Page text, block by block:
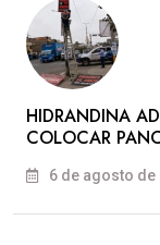
HIDRANDINA
COLOCAR
6 de agosto de